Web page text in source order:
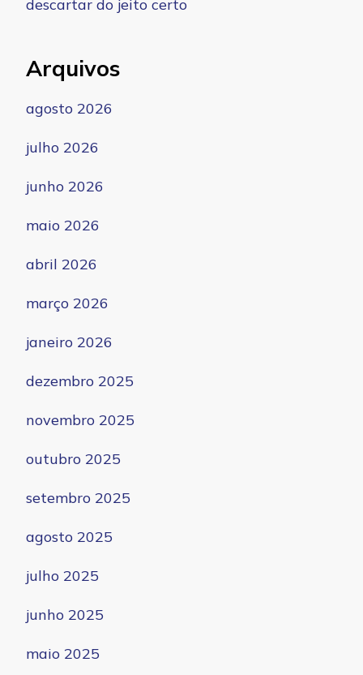
descartar do jeito certo
Arquivos
agosto 2026
julho 2026
junho 2026
maio 2026
abril 2026
março 2026
janeiro 2026
dezembro 2025
novembro 2025
outubro 2025
setembro 2025
agosto 2025
julho 2025
junho 2025
maio 2025